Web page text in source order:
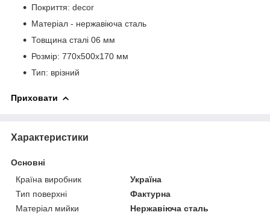
Покриття: decor
Матеріал - нержавіюча сталь
Товщина сталі 06 мм
Розмір: 770х500х170 мм
Тип: врізний
Приховати
Характеристики
Основні
Країна виробник
Україна
Тип поверхні
Фактурна
Матеріал мийки
Нержавіюча сталь